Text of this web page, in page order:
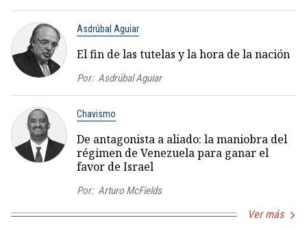
Asdrúbal Aguiar
El fin de las tutelas y la hora de la nación
Por: Asdrúbal Aguiar
Chavismo
De antagonista a aliado: la maniobra del
régimen de Venezuela para ganar el
favor de Israel
Por: Arturo McFields
Ver más